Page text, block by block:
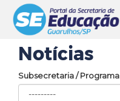
Notícias
Subsecretaria / Programa